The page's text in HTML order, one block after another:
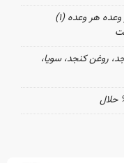
۳۹۰ کالری در هر وعده هر وعده (۱)
روغن کنجد، سویا،